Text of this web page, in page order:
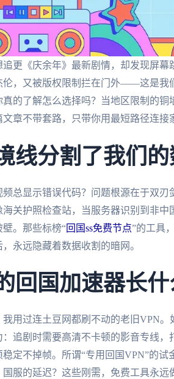
更《庆余年》最新剧情，却发现屏幕
伦，又被版权限制拦在门外——这是我
的了解怎么选择吗？当地区限制的
章不带套路，只带你用最短路径连接
线分割了我们
总显示错误代码？问题根源在于双
关护照检查站，当服务器识别到非
。那些标榜“回国ss免费节点”的工具
永远隐藏着数据收割的暗网。
回国加速器长
用过连土豆网都刷不动的老旧VPN。
追剧时需要高清不卡顿的影音专线，
定不掉帧。所谓“专用回国VPN”的
服的延迟？这些刚需，免费工具永远